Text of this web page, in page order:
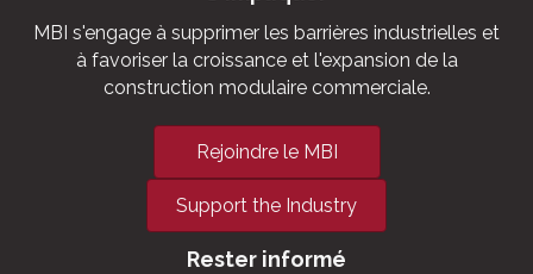
La voix de la construction
modulaire commerciale
S'impliquer
MBI s'engage à supprimer les barrières industrielles et
à favoriser la croissance et l'expansion de la